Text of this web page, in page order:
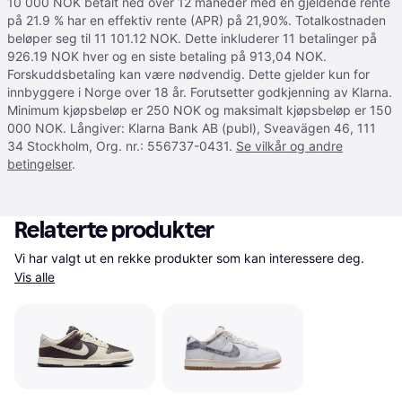
på 21.9 % har en effektiv rente (APR) på 21,90%. Totalkostnaden
beløper seg til 11 101.12 NOK. Dette inkluderer 11 betalinger på
926.19 NOK hver og en siste betaling på 913,04 NOK.
Forskuddsbetaling kan være nødvendig. Dette gjelder kun for
innbyggere i Norge over 18 år. Forutsetter godkjenning av Klarna.
Minimum kjøpsbeløp er 250 NOK og maksimalt kjøpsbeløp er 150
000 NOK. Långiver: Klarna Bank AB (publ), Sveavägen 46, 111
34 Stockholm, Org. nr.: 556737-0431. Se vilkår og andre
betingelser.
Relaterte produkter
Vis alle